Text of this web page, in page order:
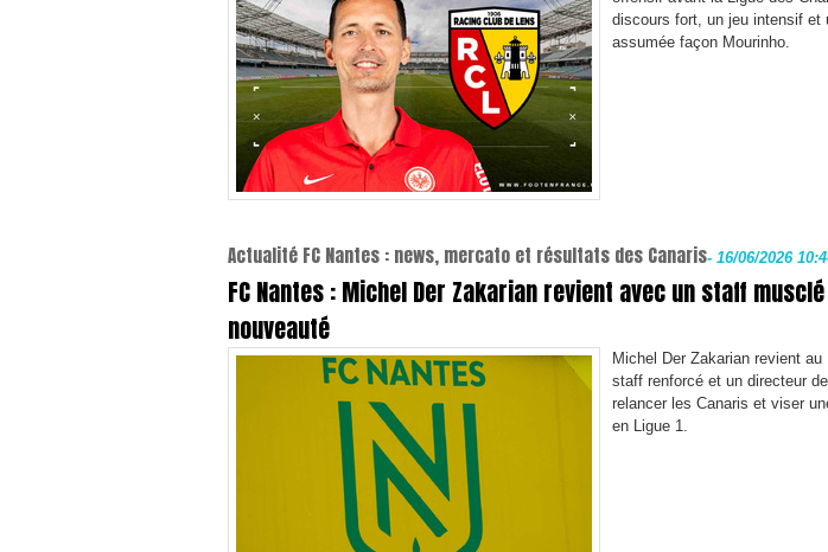
discours fort, un jeu intensif et
assumée façon Mourinho.
Actualité FC Nantes : news, mercato et résultats des Canaris- 16/06/2026
FC Nantes : Michel Der Zakarian revient avec un staff
nouveauté
Michel Der Zakarian revient
staff renforcé et un directeur
relancer les Canaris et viser
en Ligue 1.